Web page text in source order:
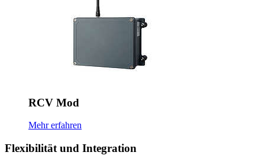
RCV Mod
Mehr erfahren
Flexibilität und Integration